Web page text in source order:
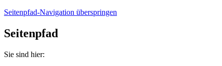
Seitenpfad-Navigation überspringen
Seitenpfad
Sie sind hier: